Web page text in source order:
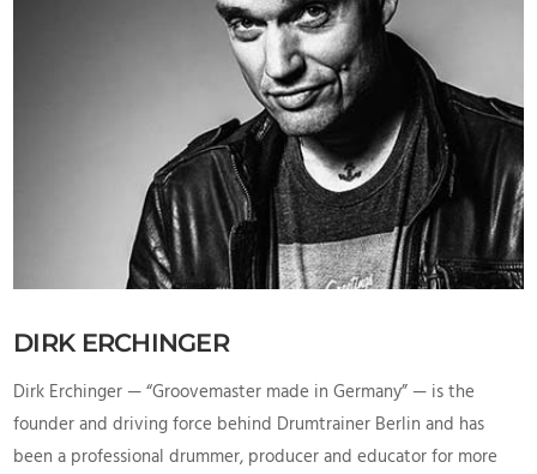
VIEW POST
DIRK ERCHINGER
Dirk Erchinger — “Groovemaster made in Germany” — is the
founder and driving force behind Drumtrainer Berlin and has
been a professional drummer, producer and educator for more